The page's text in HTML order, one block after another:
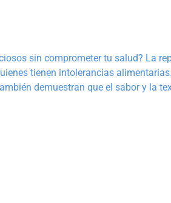
sin comprometer tu salud? La
tienen intolerancias
demuestran que el sabor y la